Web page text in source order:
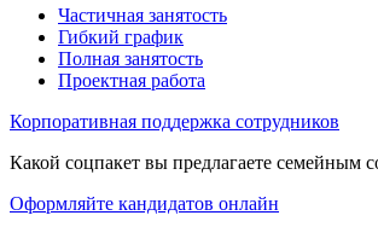
Частичная занятость
Гибкий график
Полная занятость
Проектная работа
Корпоративная поддержка сотрудников
Какой соцпакет вы предлагаете семейным
Оформляйте кандидатов онлайн